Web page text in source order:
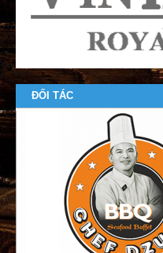
ĐỐI TÁC